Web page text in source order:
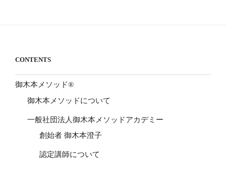
CONTENTS
御木本メソッド®
御木本メソッドについて
一般社団法人御木本メソッドアカデミー
創始者 御木本澄子
認定講師について